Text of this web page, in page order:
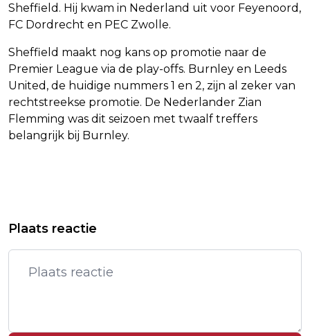
Sheffield. Hij kwam in Nederland uit voor Feyenoord,
FC Dordrecht en PEC Zwolle.
Sheffield maakt nog kans op promotie naar de
Premier League via de play-offs. Burnley en Leeds
United, de huidige nummers 1 en 2, zijn al zeker van
rechtstreekse promotie. De Nederlander Zian
Flemming was dit seizoen met twaalf treffers
belangrijk bij Burnley.
VRAAG NAAR TICKETS VOOR SHOWS
RVS ADVISEERT BETERE
ONDERBOUWING KRIMPPLAN
SCHIPHOL
Plaats reactie